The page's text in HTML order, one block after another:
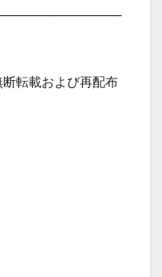
転載および再配布